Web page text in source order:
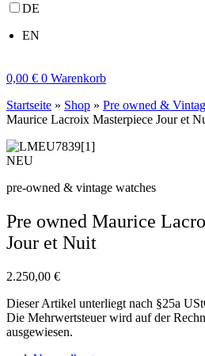
DE
EN
0,00 € 0 Warenkorb
Startseite » Shop » Pre owned &
Maurice Lacroix Masterpiece Jour et
NEU
pre-owned & vintage watches
Pre owned Maurice
Jour et Nuit
2.250,00 €
Dieser Artikel unterliegt nach §25a
Die Mehrwertsteuer wird auf der
ausgewiesen.